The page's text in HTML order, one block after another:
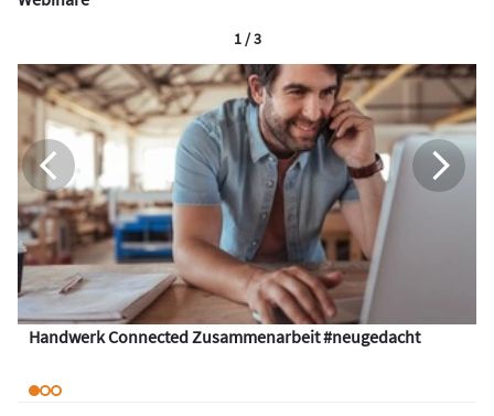
Handwerk Connected Zusammenarbeit #neugedacht
1 / 3